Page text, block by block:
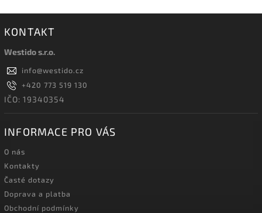
KONTAKT
Westido s.r.o.
info@westido.cz
+420 773 519 130
IČO: 19340354
INFORMACE PRO VÁS
O nás
Kontakty
Časté dotazy
Doprava a platba
Obchodní podmínky